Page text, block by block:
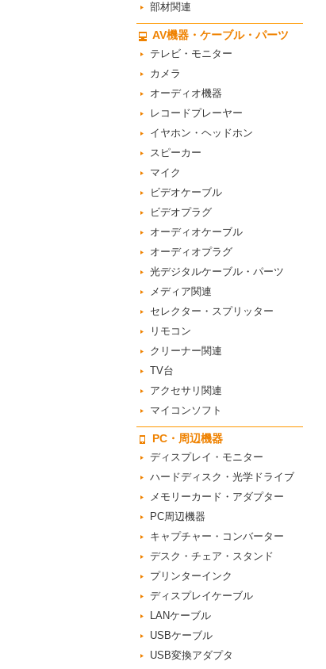
部材関連
AV機器・ケーブル・パーツ
テレビ・モニター
カメラ
オーディオ機器
レコードプレーヤー
イヤホン・ヘッドホン
スピーカー
マイク
ビデオケーブル
ビデオプラグ
オーディオケーブル
オーディオプラグ
光デジタルケーブル・パーツ
メディア関連
セレクター・スプリッター
リモコン
クリーナー関連
TV台
アクセサリ関連
マイコンソフト
PC・周辺機器
ディスプレイ・モニター
ハードディスク・光学ドライブ
メモリーカード・アダプター
PC周辺機器
キャプチャー・コンバーター
デスク・チェア・スタンド
プリンターインク
ディスプレイケーブル
LANケーブル
USBケーブル
USB変換アダプタ